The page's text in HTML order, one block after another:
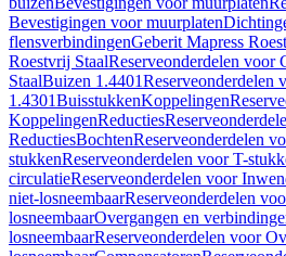
Bevestigingen voor muurplaten
flensverbindingenGeberit Mapress
Roestvrij StaalReserveonderdelen voor
StaalBuizen 1.4401Reserveonderdelen
1.4301BuisstukkenKoppelingen
KoppelingenReducties
ReductiesBochtenReserveonderdelen
stukkenReserveonderdelen voor T-
circulatieReserveonderdelen voor
niet-losneembaarReserveonderdelen
losneembaarOvergangen en
losneembaarReserveonderdelen voor